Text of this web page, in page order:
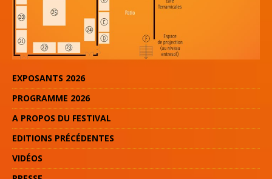
EXPOSANTS 2026
PROGRAMME 2026
A PROPOS DU FESTIVAL
EDITIONS PRÉCÉDENTES
VIDÉOS